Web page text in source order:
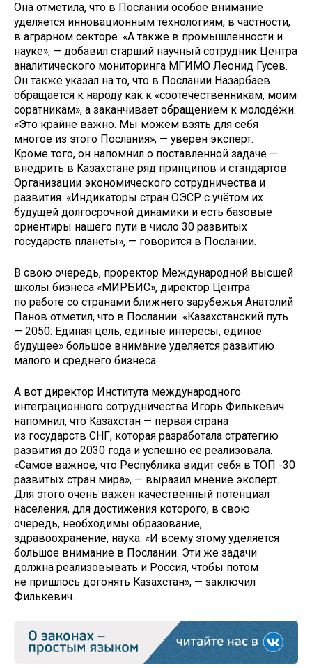
Она отметила, что в Послании особое внимание
уделяется инновационным технологиям, в частности,
в аграрном секторе. «А также в промышленности и
науке», — добавил старший научный сотрудник Центра
аналитического мониторинга МГИМО Леонид Гусев.
Он также указал на то, что в Послании Назарбаев
обращается к народу как к «соотечественникам, моим
соратникам», а заканчивает обращением к молодёжи.
«Это крайне важно. Мы можем взять для себя
многое из этого Послания», — уверен эксперт.
Кроме того, он напомнил о поставленной задаче —
внедрить в Казахстане ряд принципов и стандартов
Организации экономического сотрудничества и
развития. «Индикаторы стран ОЭСР с учётом их
будущей долгосрочной динамики и есть базовые
ориентиры нашего пути в число 30 развитых
государств планеты», — говорится в Послании.
В свою очередь, проректор Международной высшей
школы бизнеса «МИРБИС», директор Центра
по работе со странами ближнего зарубежья Анатолий
Панов отметил, что в Послании «Казахстанский путь
— 2050: Единая цель, единые интересы, единое
будущее» большое внимание уделяется развитию
малого и среднего бизнеса.
А вот директор Института международного
интеграционного сотрудничества Игорь Филькевич
напомнил, что Казахстан — первая страна
из государств СНГ, которая разработала стратегию
развития до 2030 года и успешно её реализовала.
«Самое важное, что Республика видит себя в ТОП -30
развитых стран мира», — выразил мнение эксперт.
Для этого очень важен качественный потенциал
населения, для достижения которого, в свою
очередь, необходимы образование,
здравоохранение, наука. «И всему этому уделяется
большое внимание в Послании. Эти же задачи
должна реализовывать и Россия, чтобы потом
не пришлось догонять Казахстан», — заключил
Филькевич.